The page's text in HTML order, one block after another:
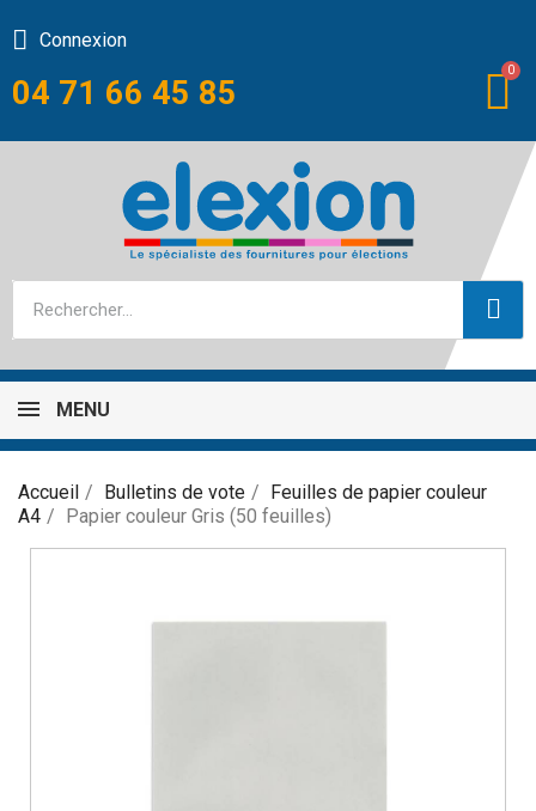
04 71 66 45 85
Connexion
MENU
Accueil Bulletins de vote
Feuilles de papier couleur
A4
Papier couleur Gris (50 feuilles)